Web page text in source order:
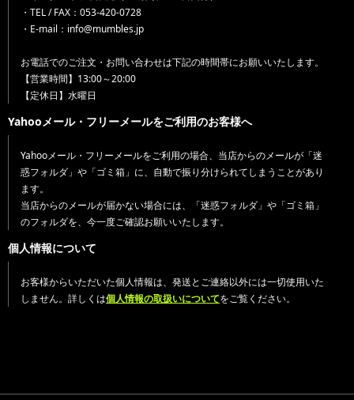
・TEL / FAX：053-420-0728
・E-mail：info@mumbles.jp
お電話でのご注文・お問い合わせは下記の時間帯にお願いいたします。
【営業時間】13:00～20:00
【定休日】水曜日
Yahooメール・フリーメールをご利用のお客様へ
Yahooメール・フリーメールをご利用の場合、当店からのメールが「迷
惑フォルダ」や「ゴミ箱」に、自動で振り分けられてしまうことがあり
ます。
当店からのメールが届かない場合には、「迷惑フォルダ」や「ゴミ箱」
のフォルダを、今一度ご確認お願いいたします。
個人情報について
お客様からいただいた個人情報は、発送とご連絡以外には一切使用いた
しません。詳しくは個人情報の取扱いについてをご覧ください。